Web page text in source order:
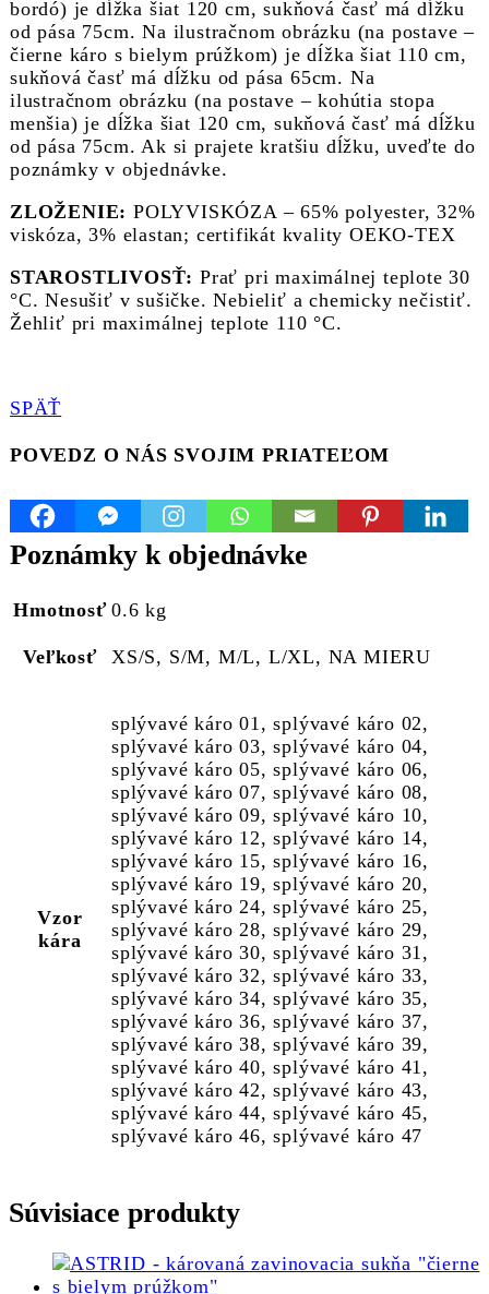
bordó) je dĺžka šiat 120 cm, sukňová časť má dĺžku
od pása 75cm. Na ilustračnom obrázku (na postave –
čierne káro s bielym prúžkom) je dĺžka šiat 110 cm,
sukňová časť má dĺžku od pása 65cm. Na
ilustračnom obrázku (na postave – kohútia stopa
menšia) je dĺžka šiat 120 cm, sukňová časť má dĺžku
od pása 75cm. Ak si prajete kratšiu dĺžku, uveďte do
poznámky v objednávke.
ZLOŽENIE: POLYVISKÓZA – 65% polyester, 32%
viskóza, 3% elastan; certifikát kvality OEKO-TEX
STAROSTLIVOSŤ: Prať pri maximálnej teplote 30
°C. Nesušiť v sušičke. Nebieliť a chemicky nečistiť.
Žehliť pri maximálnej teplote 110 °C.
SPÄŤ
POVEDZ O NÁS SVOJIM PRIATEĽOM
Poznámky k objednávke
Hmotnosť 0.6 kg
Veľkosť XS/S, S/M, M/L, L/XL, NA MIERU
Vzor
kára
splývavé káro 01, splývavé káro 02,
splývavé káro 03, splývavé káro 04,
splývavé káro 05, splývavé káro 06,
splývavé káro 07, splývavé káro 08,
splývavé káro 09, splývavé káro 10,
splývavé káro 12, splývavé káro 14,
splývavé káro 15, splývavé káro 16,
splývavé káro 19, splývavé káro 20,
splývavé káro 24, splývavé káro 25,
splývavé káro 28, splývavé káro 29,
splývavé káro 30, splývavé káro 31,
splývavé káro 32, splývavé káro 33,
splývavé káro 34, splývavé káro 35,
splývavé káro 36, splývavé káro 37,
splývavé káro 38, splývavé káro 39,
splývavé káro 40, splývavé káro 41,
splývavé káro 42, splývavé káro 43,
splývavé káro 44, splývavé káro 45,
splývavé káro 46, splývavé káro 47
Súvisiace produkty